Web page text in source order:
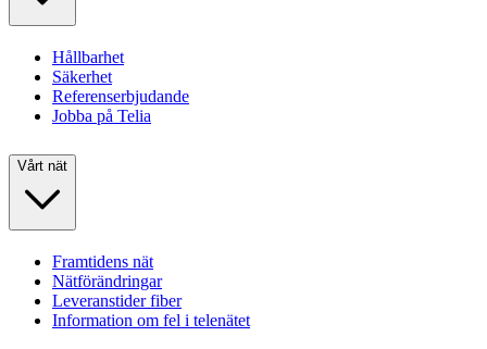
Hållbarhet
Säkerhet
Referenserbjudande
Jobba på Telia
Vårt nät
Framtidens nät
Nätförändringar
Leveranstider fiber
Information om fel i telenätet